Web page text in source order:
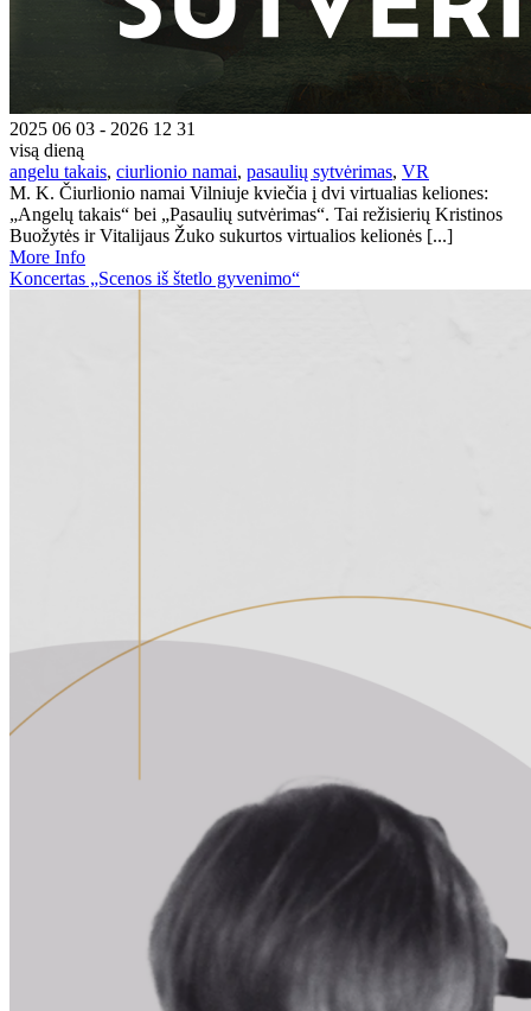
2025 06 03 - 2026 12 31
visą dieną
angelu takais, ciurlionio namai, pasaulių sytvėrimas, VR
M. K. Čiurlionio namai Vilniuje kviečia į dvi virtualias keliones:
„Angelų takais“ bei „Pasaulių sutvėrimas“. Tai režisierių Kristinos
Buožytės ir Vitalijaus Žuko sukurtos virtualios kelionės [...]
More Info
Koncertas „Scenos iš štetlo gyvenimo“